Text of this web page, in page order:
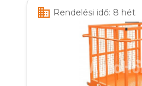
business Rendelési idő: 8 hét